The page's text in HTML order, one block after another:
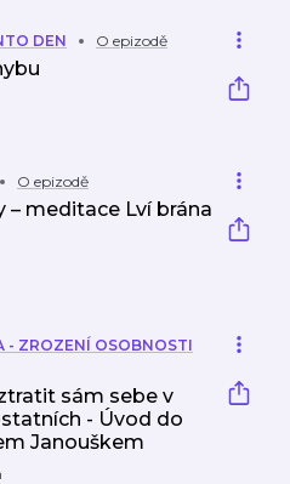
NO
DEN O epizodě
O epizodě
– meditace Lví brána
- ZROZENÍ OSOBNOSTI
sám sebe v
- Úvod do
Janouškem